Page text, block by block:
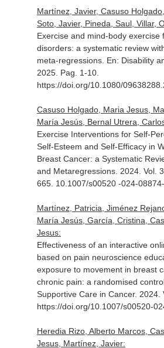
Martínez, Javier, Casuso
Soto, Javier, Pineda, Saul, Villar,
Exercise and mind-body exercise
disorders: a systematic review
meta-regressions. En: Disability
2025. Pag. 1-10.
https://doi.org/10.1080/
Casuso Holgado, Maria Jesus,
María Jesús, Bernal Utrera,
Exercise Interventions for Self-
Self-Esteem and Self-Efficacy in
Breast Cancer: a Systematic
and Metaregressions. 2024. Vol.
665. 10.1007/s00520 -024-
Martínez, Patricia, Jiménez
María Jesús, García, Cristina,
Jesus:
Effectiveness of an interactive
based on pain neuroscience
exposure to movement in breast
chronic pain: a randomised
Supportive Care in Cancer. 2024.
https://doi.org/10.1007/s00520-
Heredia Rizo, Alberto Marcos,
Jesus, Martínez, Javier: